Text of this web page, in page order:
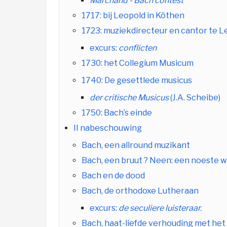
1717: bij Leopold in Köthen
1723: muziekdirecteur en cantor te
excurs: conflicten
1730: het Collegium Musicum
1740: De gesettlede musicus
der critische Musicus(J.A. Scheibe)
1750: Bach’s einde
II nabeschouwing
Bach, een allround muzikant
Bach, een bruut ? Neen: een noeste
Bach en de dood
Bach, de orthodoxe Lutheraan
excurs: de seculiere luisteraar.
Bach, haat-liefde verhouding met